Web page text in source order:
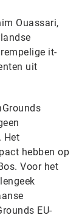
Ouassari,
it-
uit
Het
hebben op
Voor het
EU-